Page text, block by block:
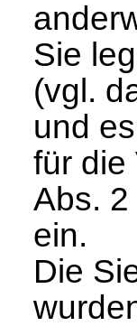
Sie
(vgl.
und
für die
Abs.
ein.
Die